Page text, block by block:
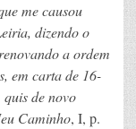
me causou
dizendo o
a ordem
em carta de 16-
de novo
Caminho, I, p.